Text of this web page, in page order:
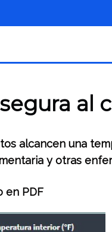
al
alcancen una
y otras
en PDF